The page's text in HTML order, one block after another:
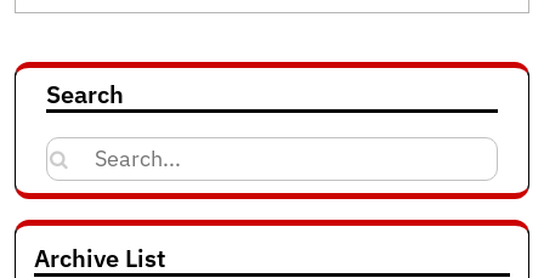
Search
Search
for:
Archive List